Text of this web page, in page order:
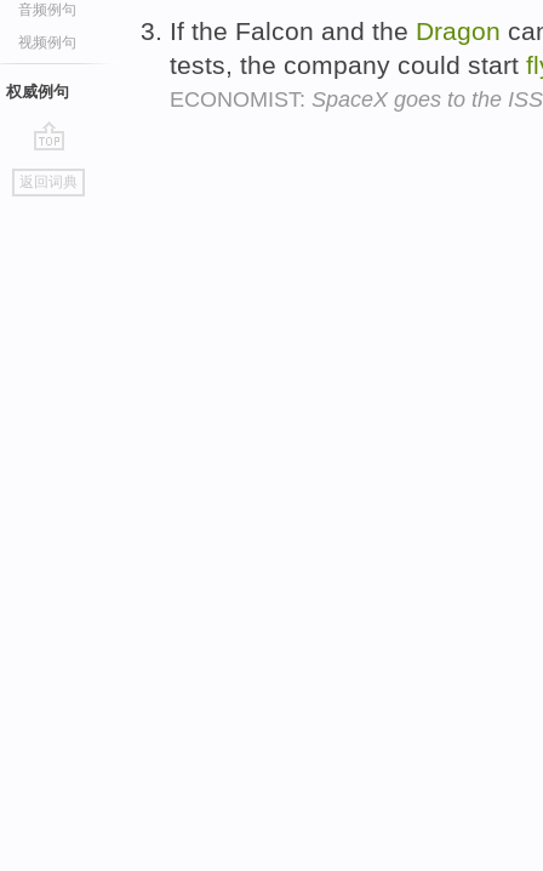
音频例句
视频例句
权威例句
go
top
返回词典
If the Falcon and the Dragon
tests, the company could start
ECONOMIST: SpaceX goes to the ISS